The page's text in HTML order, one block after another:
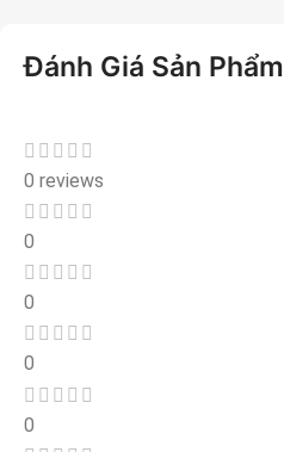
Đánh Giá Sản Phẩm
0 reviews
0
0
0
0